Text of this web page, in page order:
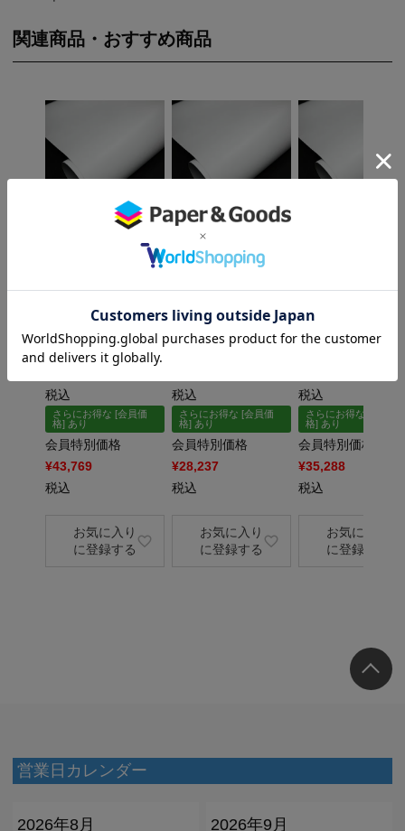
関連商品・おすすめ商品
溶剤インク用マット
合成紙 遮光タイプ 2
法人限定販売
ロールタイプ
税込
さらにお得な [会員価
格] あり
会員特別価格
¥43,769
税込
お気に入り
に登録する
溶剤インク用マット
合成紙 遮光タイプ 2
法人限定販売
ロールタイプ
税込
さらにお得な [会員価
格] あり
会員特別価格
¥28,237
税込
お気に入り
に登録する
法人限定販売
ロールタイプ
税込
さらにお得な [会員価
格] あり
会員特別価格
¥35,288
税込
お気に入り
に登録する
営業日カレンダー
2026年8月 2026年9月